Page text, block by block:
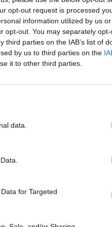
opt-out request is processed
information utilized by us
opt-out. You may separately
parties on the IAB’s list of
by us to third parties on the
it to other third parties.
data.
for Targeted
pâton pour qu’il soit
oublie pas ! Ils
plus pendant une
le faire avec
? Bâclée ?
corps, votre
!
(et pas cher qui
on peut craquer
tête, avec un